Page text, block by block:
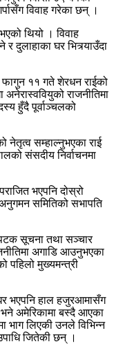
विवाह गरेका छन् ।
थियो । विवाह
र दुलाहाका घर भित्र्याउँदा
११ गते शेरधन राईको
राजनीतिमा
हुँदै पूर्वाञ्चलको
नेतृत्व सम्हाल्नुभएका राई
संसदीय निर्वाचनमा
भएपनि दोस्रो
समितिको सभापति
सूचना तथा सञ्चार
अगाडि आउनुभएका
मुख्यमन्त्री
भएपनि हाल हजुरआमासँग
अमेरिकामा बस्दै आएका
भाग लिएकी उनले विभिन्न
जितेकी छन् ।